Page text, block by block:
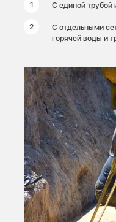
С единой трубой
С отдельными
горячей воды и